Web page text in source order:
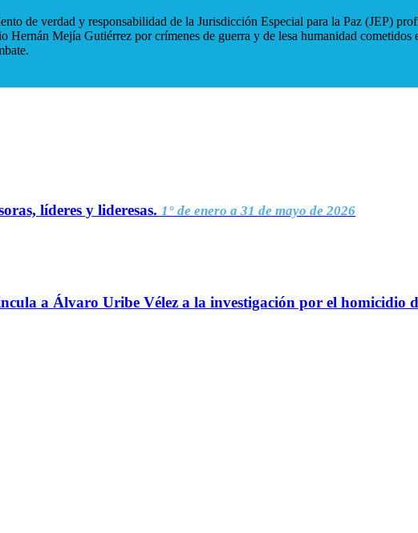
de verdad y responsabilidad de la Jurisdicción Especial para la Paz (JEP)
Mejía Gutiérrez por crímenes de guerra y de lesa humanidad cometidos
líderes y lideresas. 1° de enero a 31 de mayo de 2026
a Álvaro Uribe Vélez a la investigación por el homicidio